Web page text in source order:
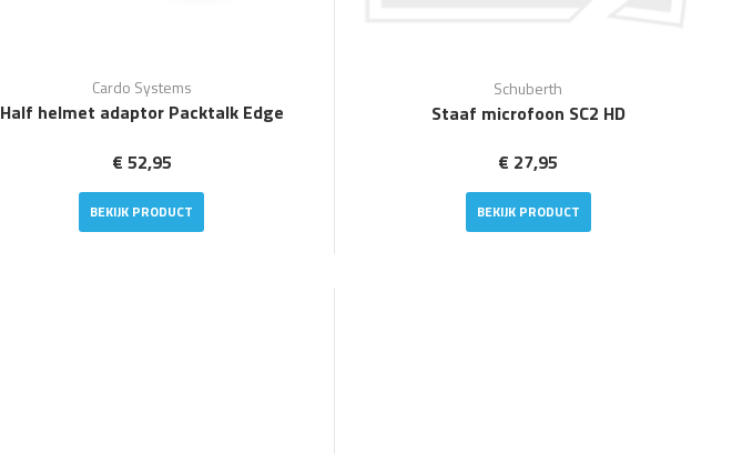
Cardo Systems
Half helmet adaptor Packtalk Edge
€ 52,95
BEKIJK PRODUCT
Schuberth
Staaf microfoon SC2 HD
€ 27,95
BEKIJK PRODUCT